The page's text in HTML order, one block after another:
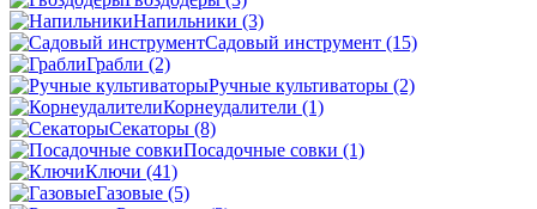
Напильники (3)
Садовый инструмент (15)
Грабли (2)
Ручные культиваторы (2)
Корнеудалители (1)
Секаторы (8)
Посадочные совки (1)
Ключи (41)
Газовые (5)